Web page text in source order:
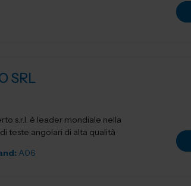
SRL
s.r.l. è leader mondiale nella
teste angolari di alta qualità
A06